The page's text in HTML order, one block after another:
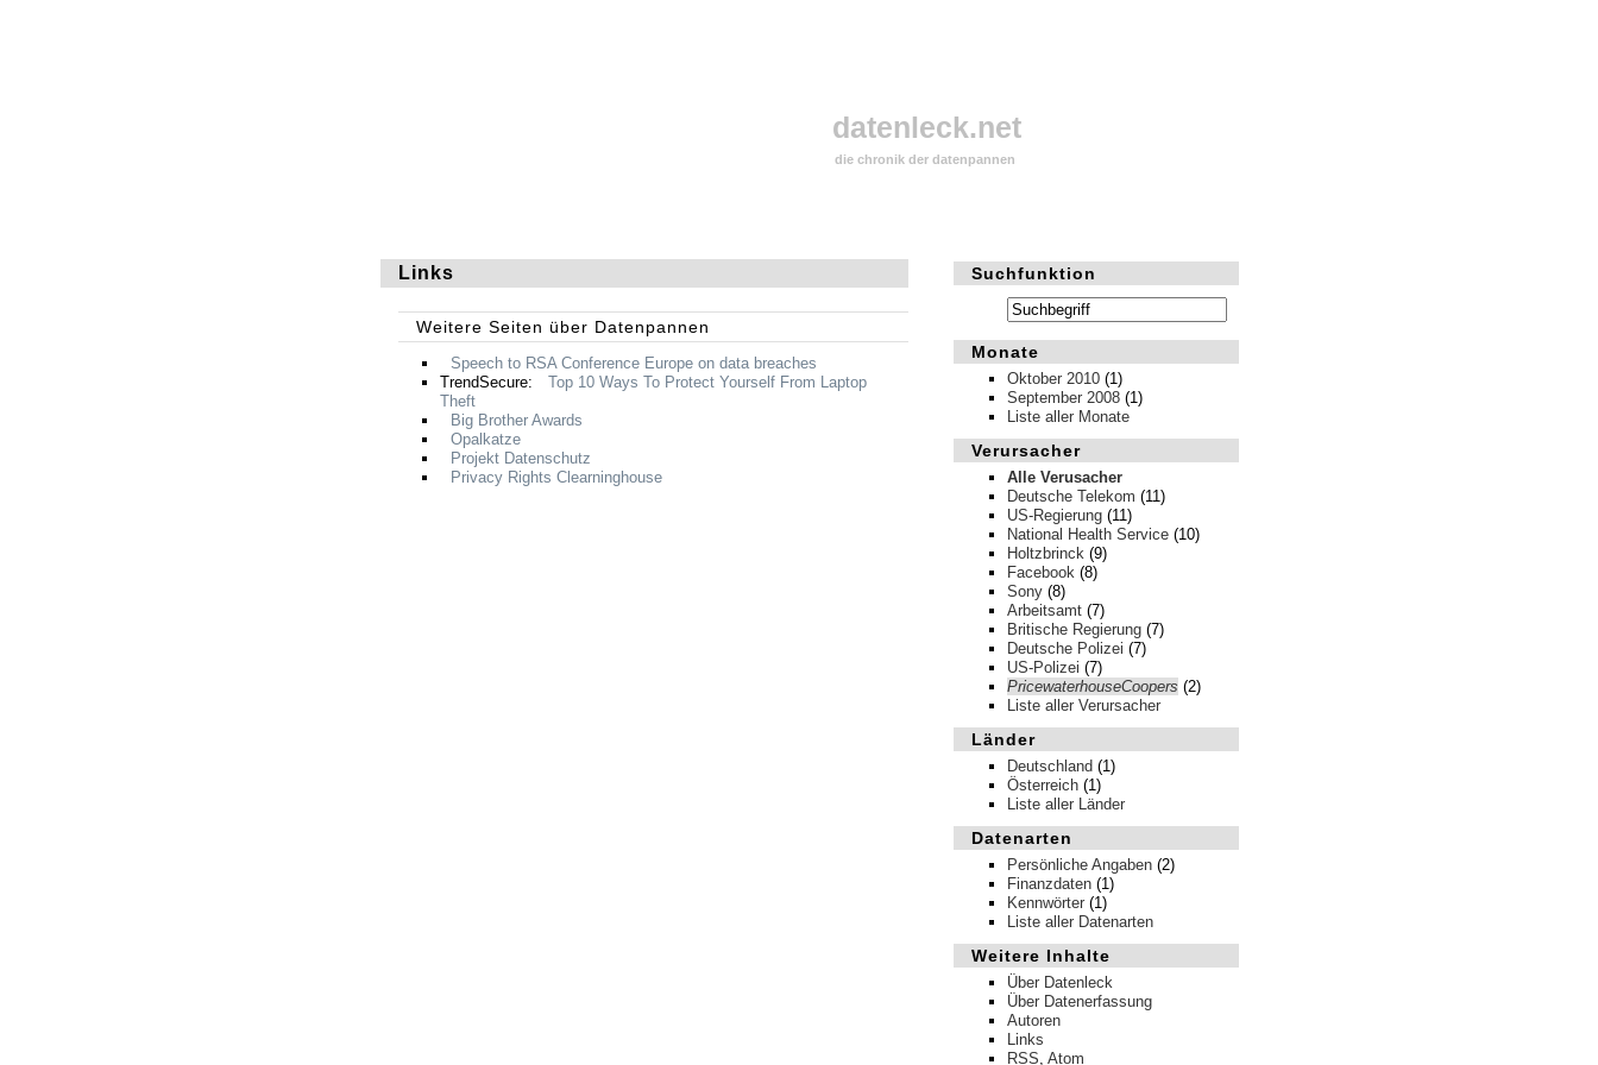
datenleck.net
die chronik der datenpannen
Suchfunktion
Monate
Oktober 2010 (1)
September 2008 (1)
Liste aller Monate
Verursacher
Alle Verusacher
Deutsche Telekom (11)
US-Regierung (11)
National Health Service (10)
Holtzbrinck (9)
Facebook (8)
Sony (8)
Arbeitsamt (7)
Britische Regierung (7)
Deutsche Polizei (7)
US-Polizei (7)
PricewaterhouseCoopers (2)
Liste aller Verursacher
Länder
Deutschland (1)
Österreich (1)
Liste aller Länder
Datenarten
Persönliche Angaben (2)
Finanzdaten (1)
Kennwörter (1)
Liste aller Datenarten
Weitere Inhalte
Über Datenleck
Über Datenerfassung
Autoren
Links
RSS, Atom
Links
Weitere Seiten über Datenpannen
Speech to RSAConference Europe on data breaches
TrendSecure:
Top 10 Ways To Protect Yourself From Laptop
Theft
Big Brother Awards
Opalkatze
Projekt Datenschutz
Privacy Rights Clearninghouse